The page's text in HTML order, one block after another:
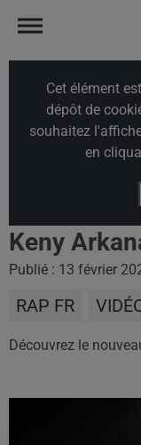
Cet élément
dépôt de
souhaitez
en
Keny
Publié : 13 février
RAP FR
Découvrez le